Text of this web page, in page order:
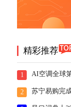
精彩推荐
1 AI空调全球
2 苏宁易购完